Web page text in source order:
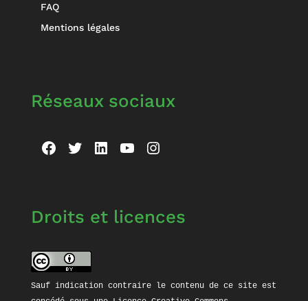
FAQ
Mentions légales
Réseaux sociaux
Facebook
Twitter
LinkedIn
YouTubeInstagram
Droits et licences
Sauf indication contraire le contenu de ce site est